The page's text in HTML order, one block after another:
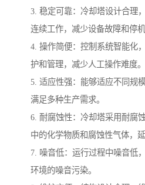
3. 稳定可靠：冷却塔设计合理
连续工作，减少设备故障和停机
4. 操作简便：控制系统智能化
护和管理，减少人工操作难度。
5. 适应性强：能够适应不同规
满足多种生产需求。
6. 耐腐蚀性：冷却塔采用耐腐
中的化学物质和腐蚀性气体，
7. 噪音低：运行过程中噪音低
环境的噪音污染。